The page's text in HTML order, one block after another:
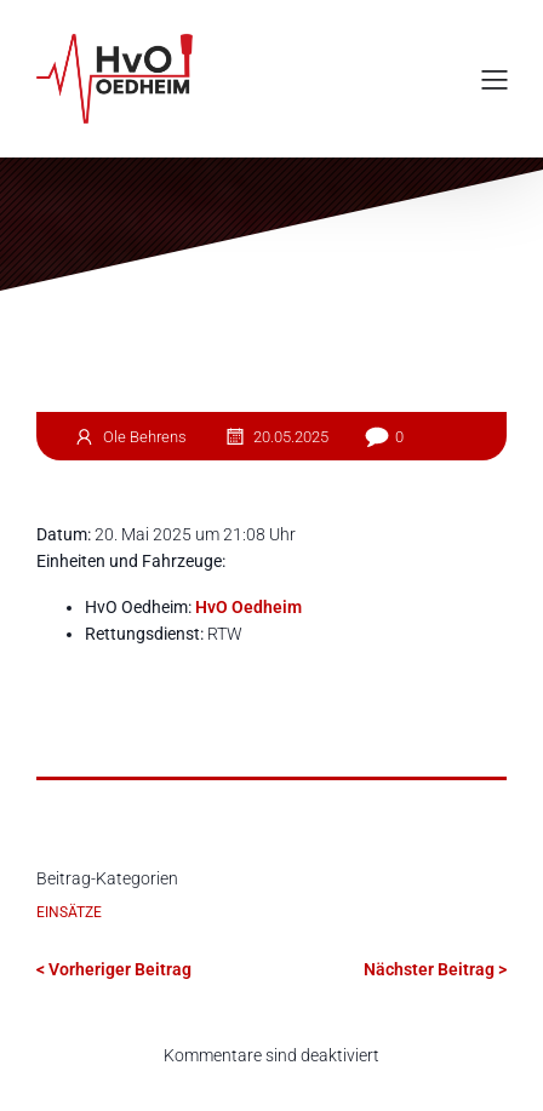
Ole Behrens 20.05.2025 0
Datum:20. Mai 2025 um 21:08 Uhr
Einheiten und Fahrzeuge:
HvO Oedheim: HvO Oedheim
Rettungsdienst: RTW
Beitrag-Kategorien
EINSÄTZE
< Vorheriger Beitrag Nächster Beitrag >
Kommentare sind deaktiviert